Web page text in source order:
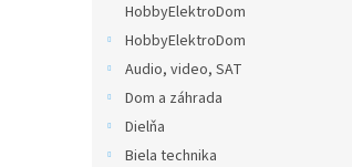
HobbyElektroDom
HobbyElektroDom
Audio, video, SAT
Dom a záhrada
Dielňa
Biela technika